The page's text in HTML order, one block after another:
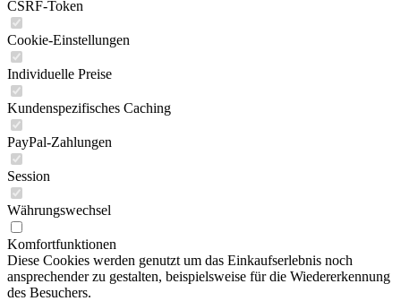
CSRF-Token
Cookie-Einstellungen
Individuelle Preise
Kundenspezifisches Caching
PayPal-Zahlungen
Session
Währungswechsel
Komfortfunktionen
Diese Cookies werden genutzt um das Einkaufserlebnis noch
ansprechender zu gestalten, beispielsweise für die Wiedererkennung
des Besuchers.